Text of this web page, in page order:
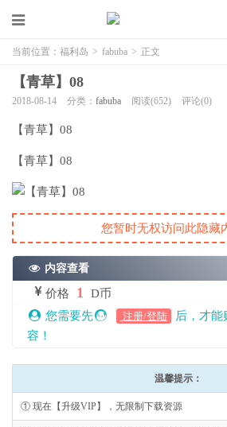
当前位置： 福利岛 > fabuba > 正文
【青草】08
2018-08-14 分类： fabuba 阅读(652) 评论(0)
【青草】08
【青草】08
您暂时无权访问此隐藏
内容查看
价格 1
D币
您需要先
注册/登陆
后，才能
容！
温馨提示：
① 现在【升级VIP】，无限制下载资源